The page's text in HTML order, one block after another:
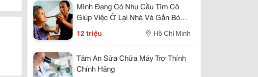
Mình Đang Có Nhu Cầu Tìm Cô
Giúp Việc Ở Lại Nhà Và Gắn Bó
12 triệu Hồ Chí Minh
Tâm An Sửa Chữa Máy Trợ Thính
Chính Hãng